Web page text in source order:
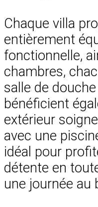
Chaque villa
entièrement
fonctionnelle,
chambres,
salle de
bénéficient
extérieur
avec une
idéal pour
détente en
une journée au